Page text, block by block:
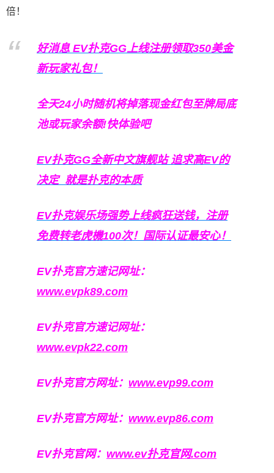
倍！
好消息 EV扑克GG上线注册领取350美金
新玩家礼包！
全天24小时随机将掉落现金红包至牌局底
池或玩家余额!快体验吧
EV扑克GG全新中文旗舰站追求高EV的
决定 就是扑克的本质
EV扑克娱乐场强势上线疯狂送钱，注册
免费转老虎機100次！国际认证最安心！
EV扑克官方速记网址：
www.evpk89.com
EV扑克官方速记网址：
www.evpk22.com
EV扑克官方网址： www.evp99.com
EV扑克官方网址： www.evp86.com
EV扑克官网： www.ev扑克官网.com